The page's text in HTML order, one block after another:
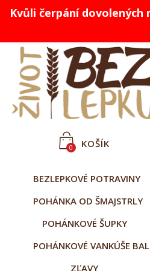
Kvůli čerpání
KOŠÍK
0
BEZLEPKOVÉ POTRAVINY
POHÁNKA OD ŠMAJSTRLY
POHÁNKOVÉ ŠUPKY
POHÁNKOVÉ VANKÚŠE
ZĽAVY